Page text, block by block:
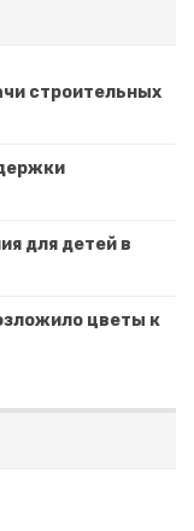
строительных
для детей в
цветы к